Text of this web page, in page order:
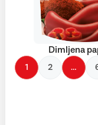
Dimljena
1 2 …